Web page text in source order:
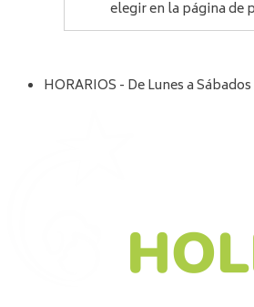
elegir en la página de
HORARIOS - De Lunes a Sábados